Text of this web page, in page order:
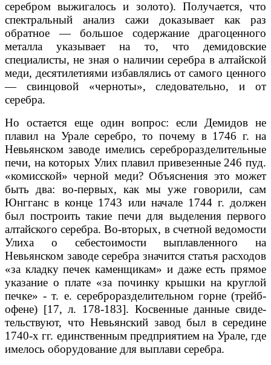
серебром выжигалось и золото). Получается, что
спектральный анализ сажи доказывает как раз
обратное — большое содержание драгоценного
металла указывает на то, что демидовские
специалисты, не зная о наличии серебра в алтайской
ме­ди, десятилетиями избавлялись от самого ценного
— свинцовой «черноты», следовательно, и от
серебра.
Но остается еще один вопрос: если Демидов не
плавил на Урале серебро, то почему в 1746 г. на
Невьянском заводе имелись сереброразделительные
печи, на которых Улих плавил привезенные 246 пуд.
«комисской» черной ме­ди? Объяснения это может
быть два: во-первых, как мы уже говорили, сам
Юнгганс в конце 1743 или начале 1744 г. должен
был построить такие печи для выделения первого
алтайского серебра. Во-вторых, в счетной ведомости
Улиха о себестоимости выплавленного на
Невьянском заводе серебра зна­чится статья расходов
«за кладку печек каменщикам» и даже есть прямое
указание о плате «за починку крышки на круглой
печке» - т. е. сереброраз­делительном горне (трейб-
офене) [17, л. 178-183]. Косвенные данные свиде­
тельствуют, что Невьянский завод был в середине
1740-х гг. единственным предприятием на Урале, где
имелось оборудование для выплави серебра.